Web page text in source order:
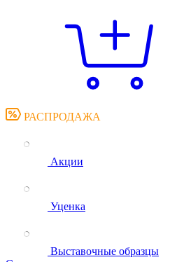
РАСПРОДАЖА
Акции
Уценка
Выставочные образцы